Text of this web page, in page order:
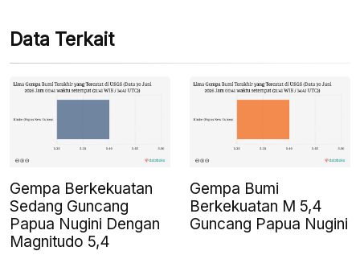
Data Terkait
Gempa Berkekuatan
Sedang Guncang
Papua Nugini Dengan
Magnitudo 5,4
Gempa Bumi
Berkekuatan M 5,4
Guncang Papua Nugini